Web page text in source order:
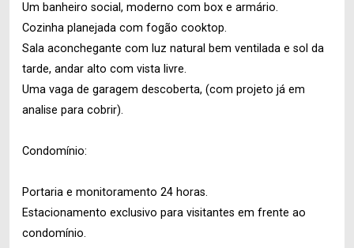
Um banheiro social, moderno com box e armário.
Cozinha planejada com fogão cooktop.
Sala aconchegante com luz natural bem ventilada e sol da
tarde, andar alto com vista livre.
Uma vaga de garagem descoberta, (com projeto já em
analise para cobrir).
Condomínio:
Portaria e monitoramento 24 horas.
Estacionamento exclusivo para visitantes em frente ao
condomínio.